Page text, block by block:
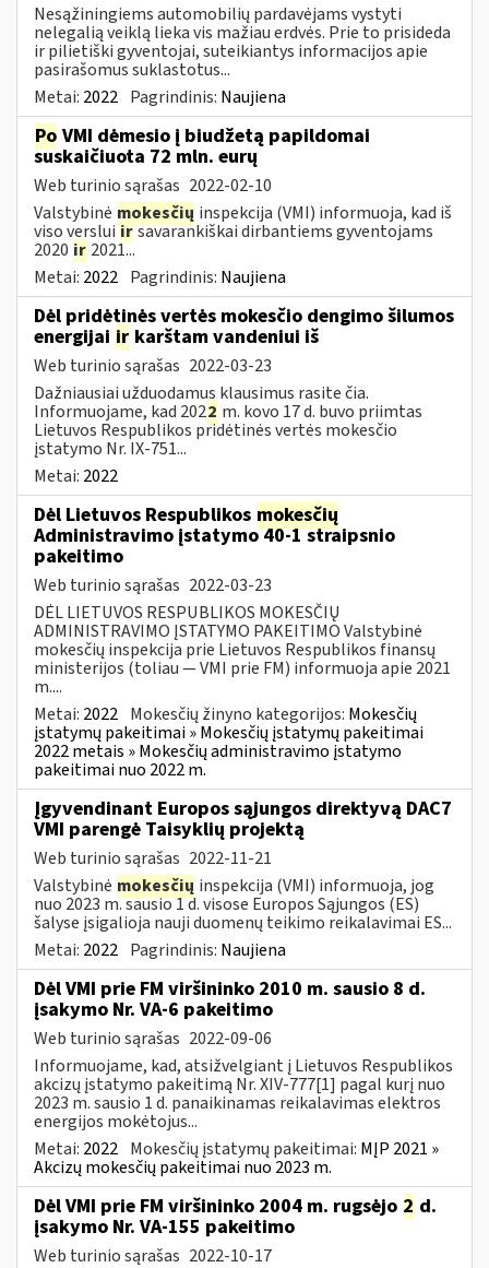
Nesąžiningiems automobilių pardavėjams vystyti
nelegalią veiklą lieka vis mažiau erdvės. Prie to prisideda
ir pilietiški gyventojai, suteikiantys informacijos apie
pasirašomus suklastotus...
Metai: 2022 Pagrindinis: Naujiena
Po VMI dėmesio į biudžetą papildomai
suskaičiuota 72 mln. eurų
Web turinio sąrašas 2022-02-10
Valstybinė mokesčių inspekcija (VMI) informuoja, kad iš
viso versluiirsavarankiškai dirbantiems gyventojams
2020 ir 2021...
Metai: 2022 Pagrindinis: Naujiena
Dėl pridėtinės vertės mokesčio dengimo šilumos
energijai ir karštam vandeniui iš
Web turinio sąrašas 2022-03-23
Dažniausiai užduodamus klausimus rasite čia.
Informuojame, kad 2022 m. kovo 17 d. buvo priimtas
Lietuvos Respublikos pridėtinės vertės mokesčio
įstatymo Nr. IX-751...
Metai: 2022
Dėl Lietuvos Respublikos mokesčių
Administravimo įstatymo 40-1 straipsnio
pakeitimo
Web turinio sąrašas 2022-03-23
DĖL LIETUVOS RESPUBLIKOS MOKESČIŲ
ADMINISTRAVIMO ĮSTATYMO PAKEITIMO Valstybinė
mokesčių inspekcija prie Lietuvos Respublikos finansų
ministerijos (toliau — VMI prie FM) informuoja apie 2021
m....
Metai: 2022 Mokesčių žinyno kategorijos: Mokesčių
įstatymų pakeitimai » Mokesčių įstatymų pakeitimai
2022 metais » Mokesčių administravimo įstatymo
pakeitimai nuo 2022 m.
Įgyvendinant Europos sąjungos direktyvą DAC7
VMI parengė Taisyklių projektą
Web turinio sąrašas 2022-11-21
Valstybinė mokesčių inspekcija (VMI) informuoja, jog
nuo 2023 m. sausio 1 d. visose Europos Sąjungos (ES)
šalyse įsigalioja nauji duomenų teikimo reikalavimai ES...
Metai: 2022 Pagrindinis: Naujiena
Dėl VMI prie FM viršininko 2010 m. sausio 8 d.
įsakymo Nr. VA-6 pakeitimo
Web turinio sąrašas 2022-09-06
Informuojame, kad, atsižvelgiant į Lietuvos Respublikos
akcizų įstatymo pakeitimą Nr. XIV-777[1] pagal kurį nuo
2023 m. sausio 1 d. panaikinamas reikalavimas elektros
energijos mokėtojus...
Metai: 2022 Mokesčių įstatymų pakeitimai: MĮP 2021 »
Akcizų mokesčių pakeitimai nuo 2023 m.
Dėl VMI prie FM viršininko 2004 m. rugsėjo 2 d.
įsakymo Nr. VA-155 pakeitimo
Web turinio sąrašas 2022-10-17